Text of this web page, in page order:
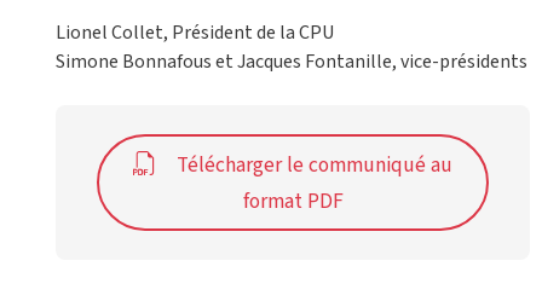
Lionel Collet, Président de la CPU
Simone Bonnafous et Jacques Fontanille, vice-présidents
Télécharger le communiqué au
format PDF